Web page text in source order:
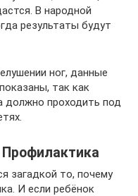
В народной
результаты будут
ног, данные
так как
должно проходить под
загадкой то, почему
И если ребёнок